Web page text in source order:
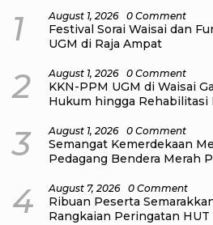
1 August 1, 2026 0 Comment
Festival Sorai Waisai dan
UGM di Raja Ampat
2 August 1, 2026 0 Comment
KKN-PPM UGM di Waisai
Hukum hingga Rehabilitasi
3 August 1, 2026 0 Comment
Semangat Kemerdekaan
Pedagang Bendera Merah
4 August 7, 2026 0 Comment
Ribuan Peserta
Rangkaian Peringatan